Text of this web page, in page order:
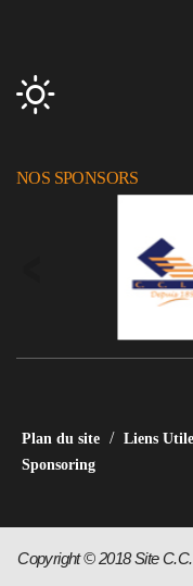
NOS SPONSORS
Plan du site / Liens
Sponsoring
Copyright © 2018 Site